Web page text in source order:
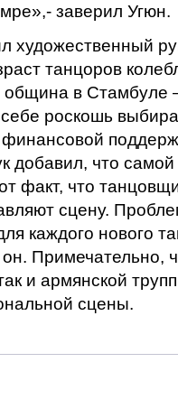
заверил
художественный
танцоров
община в
себе роскошь
финансовой
добавил, что
факт, что
сцену.
каждого нового
он. Примечательно,
и армянской
сцены.